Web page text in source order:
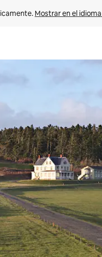
Mostrar en el
hacia arriba y hacia abajo,